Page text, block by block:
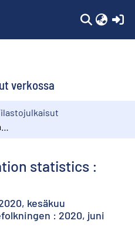
verkossa
statistics :
kesäkuu
: 2020, juni